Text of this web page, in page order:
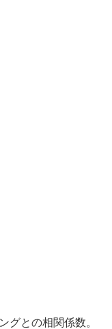
グとの相関係数。